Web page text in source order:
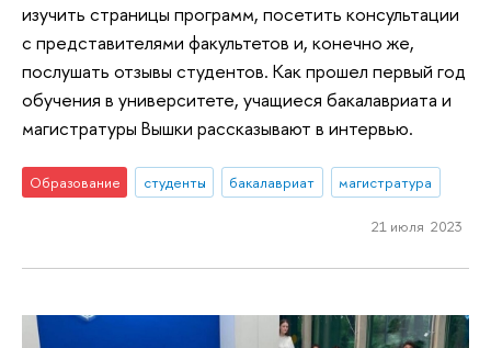
изучить страницы программ, посетить консультации
с представителями факультетов и, конечно же,
послушать отзывы студентов. Как прошел первый год
обучения в университете, учащиеся бакалавриата и
магистратуры Вышки рассказывают в интервью.
Образование студенты бакалавриат магистратура
21 июля 2023